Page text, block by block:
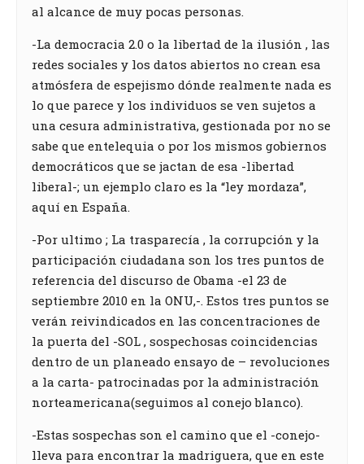
al alcance de muy pocas personas.
-La democracia 2.0 o la libertad de la ilusión , las
redes sociales y los datos abiertos no crean esa
atmósfera de espejismo dónde realmente nada es
lo que parece y los individuos se ven sujetos a
una cesura administrativa, gestionada por no se
sabe que entelequia o por los mismos gobiernos
democráticos que se jactan de esa -libertad
liberal-; un ejemplo claro es la “ley mordaza”,
aquí en España.
-Por ultimo ; La trasparecía , la corrupción y la
participación ciudadana son los tres puntos de
referencia del discurso de Obama -el 23 de
septiembre 2010 en la ONU,-. Estos tres puntos se
verán reivindicados en las concentraciones de
la puerta del -SOL , sospechosas coincidencias
dentro de un planeado ensayo de – revoluciones
a la carta- patrocinadas por la administración
norteamericana(seguimos al conejo blanco).
-Estas sospechas son el camino que el -conejo-
lleva para encontrar la madriguera, que en este